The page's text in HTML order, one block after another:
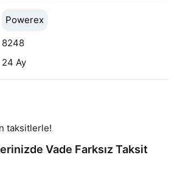
Powerex
8248
24 Ay
taksitlerle!
Vade Farksız Taksit